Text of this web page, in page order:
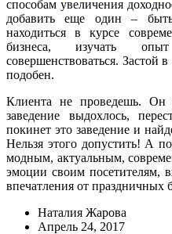
способам увеличения
добавить еще один –
находиться в курсе
бизнеса, изучать
совершенствоваться. Застой
подобен.
Клиента не проведешь. Он
заведение выдохлось,
покинет это заведение и
Нельзя этого допустить! А
модным, актуальным,
эмоции своим посетителям,
впечатления от праздничных
Наталия Жарова
Апрель 24, 2017